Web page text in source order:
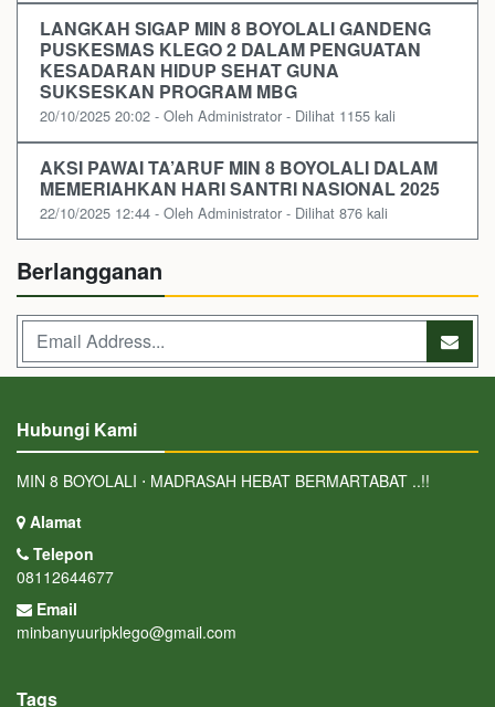
LANGKAH SIGAP MIN 8 BOYOLALI GANDENG
PUSKESMAS KLEGO 2 DALAM PENGUATAN
KESADARAN HIDUP SEHAT GUNA
SUKSESKAN PROGRAM MBG
20/10/2025 20:02 - Oleh Administrator - Dilihat 1155 kali
AKSI PAWAI TA’ARUF MIN 8 BOYOLALI DALAM
MEMERIAHKAN HARI SANTRI NASIONAL 2025
22/10/2025 12:44 - Oleh Administrator - Dilihat 876 kali
Berlangganan
Hubungi Kami
MIN 8 BOYOLALI ⋅ MADRASAH HEBAT BERMARTABAT ..!!
Alamat
Telepon
08112644677
Email
minbanyuuripklego@gmail.com
Tags